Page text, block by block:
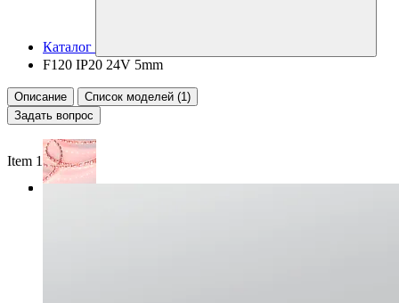
Каталог
F120 IP20 24V 5mm
Описание
Список моделей (1)
Задать вопрос
Item 1 of 3